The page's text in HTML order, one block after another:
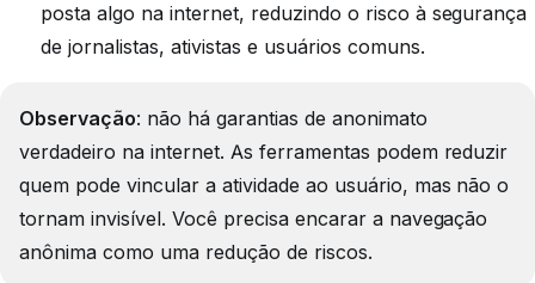
posta algo na internet, reduzindo o risco à segurança
de jornalistas, ativistas e usuários comuns.
Observação: não há garantias de anonimato
verdadeiro na internet. As ferramentas podem reduzir
quem pode vincular a atividade ao usuário, mas não o
tornam invisível. Você precisa encarar a navegação
anônima como uma redução de riscos.